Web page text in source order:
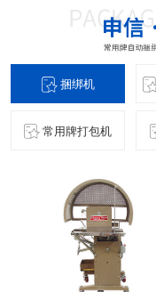
捆绑机
常用牌打包机